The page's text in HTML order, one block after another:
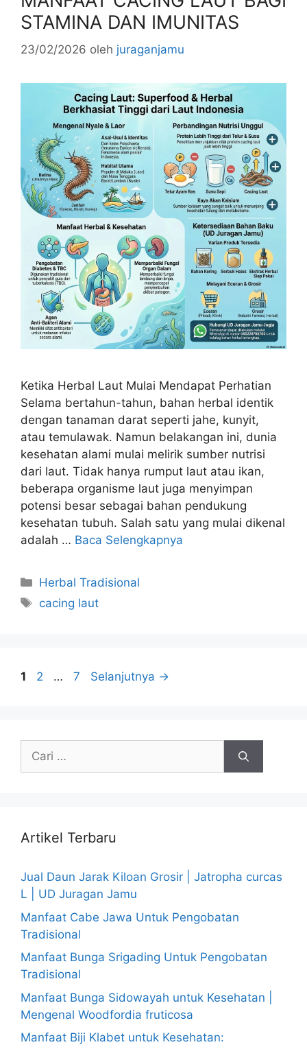
STAMINA DAN IMUNITAS
23/02/2026 oleh juraganjamu
Ketika Herbal Laut Mulai Mendapat Perhatian
Selama bertahun-tahun, bahan herbal identik
dengan tanaman darat seperti jahe, kunyit,
atau temulawak. Namun belakangan ini, dunia
kesehatan alami mulai melirik sumber nutrisi
dari laut. Tidak hanya rumput laut atau ikan,
beberapa organisme laut juga menyimpan
potensi besar sebagai bahan pendukung
kesehatan tubuh. Salah satu yang mulai dikenal
adalah … Baca Selengkapnya
Kategori
Herbal Tradisional
Tag
cacing laut
Halaman
1 Halaman
2 … Halaman
7 Selanjutnya →
Cari
Artikel Terbaru
Jual Daun Jarak Kiloan Grosir | Jatropha curcas
L | UD Juragan Jamu
Manfaat Cabe Jawa Untuk Pengobatan
Tradisional
Manfaat Bunga Srigading Untuk Pengobatan
Tradisional
Manfaat Bunga Sidowayah untuk Kesehatan |
Mengenal Woodfordia fruticosa
Manfaat Biji Klabet untuk Kesehatan: